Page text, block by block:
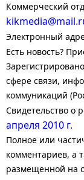
Коммерческий
Электронный
Есть новость?
сфере связи,
коммуникаций
Свидетельство о
апреля 2010 г.
Полное или
комментариев, а
размещенной на